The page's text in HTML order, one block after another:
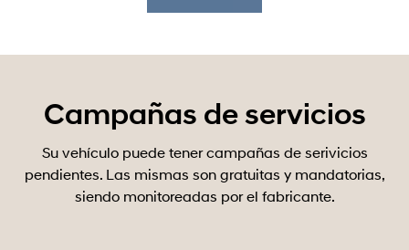
Campañas de servicios
Su vehículo puede tener campañas de serivicios
pendientes. Las mismas son gratuitas y mandatorias,
siendo monitoreadas por el fabricante.